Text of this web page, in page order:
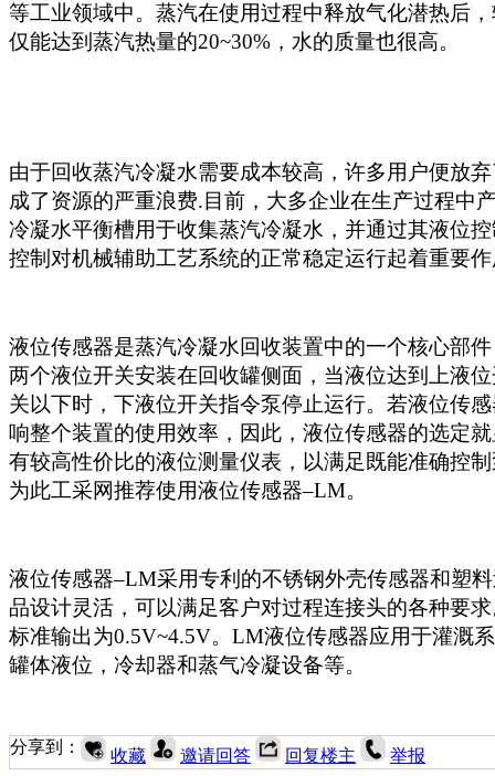
等工业领域中。蒸汽在使用过程中释放气化潜热后
仅能达到蒸汽热量的20~30%，水的质量也很高。
由于回收蒸汽冷凝水需要成本较高，许多用户便放
成了资源的严重浪费. 目前，大多企业在生产过程中
冷凝水平衡槽用于收集蒸汽冷凝水，并通过其液位
控制对机械辅助工艺系统的正常稳定运行起着重要
液位传感器是蒸汽冷凝水回收装置中的一个核心部
两个液位开关安装在回收罐侧面，当液位达到上液
关以下时，下液位开关指令泵停止运行。若液位传
响整个装置的使用效率，因此，液位传感器的选定
有较高性价比的液位测量仪表，以满足既能准确控
为此工采网推荐使用液位传感器–LM。
液位传感器–LM采用专利的不锈钢外壳传感器和塑
品设计灵活，可以满足客户对过程连接头的各种要
标准输出为0.5V~4.5V。LM液位传感器应用于灌溉
罐体液位，冷却器和蒸气冷凝设备等。
分享到： 收藏 邀请回答 回复楼主 举报